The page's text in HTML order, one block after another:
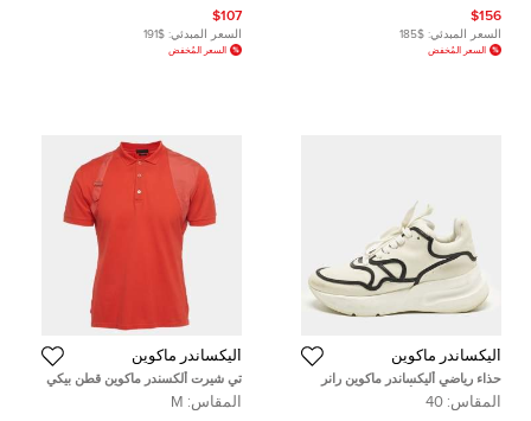
$156
السعر المبدئي: $185
السعر المُخفض
$107
السعر المبدئي: $191
السعر المُخفض
أليكساندر ماكوين
حذاء رياضي أليكساندر ماكوين رانر
واسع جلد أسود/ أبيض مقاس 44
المقاس: 40
أليكساندر ماكوين
تي شيرت ألكسندر ماكوين قطن بيكي
برتقالي تفاصيل إبزيم مقاس متوسط
المقاس: M